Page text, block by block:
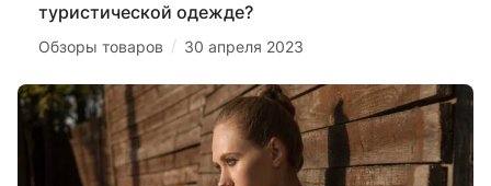
туристической одежде?
Обзоры товаров / 30 апреля 2023